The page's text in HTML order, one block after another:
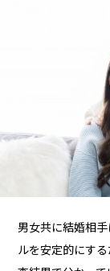
男女共に結婚相
ルを安定的にす